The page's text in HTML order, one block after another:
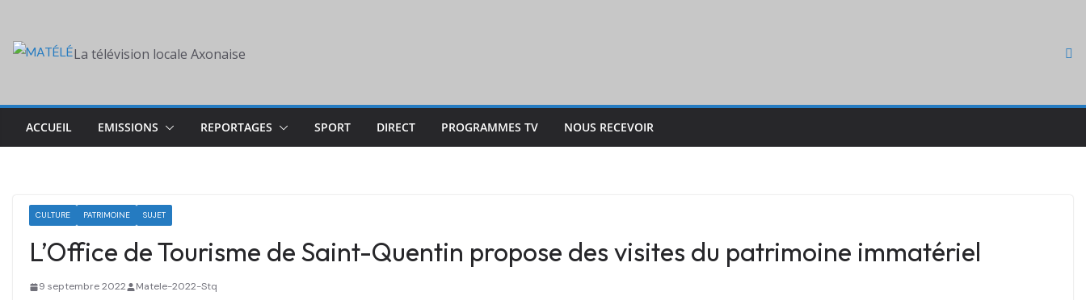
content
La télévision locale Axonaise
ACCUEIL EMISSIONS REPORTAGES SPORT DIRECT PROGRAMMES TV NOUS RECEVOIR
CULTURE PATRIMOINE SUJET
L’Office de Tourisme de Saint-Quentin propose des visites du patrimoine immatériel
9 septembre 2022 Matele-2022-Stq